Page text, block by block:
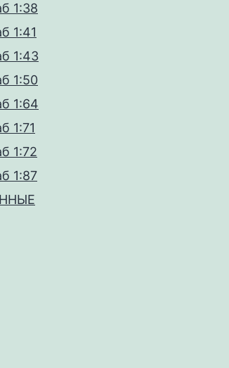
1:38
1:41
1:43
1:50
1:64
1:71
1:72
1:87